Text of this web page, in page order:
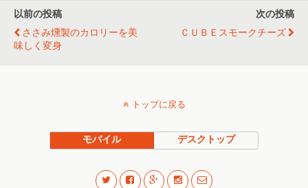
以前の投稿
ささみ燻製のカロリーを美
味しく変身
次の投稿
ＣＵＢＥスモークチーズ
トップに戻る
モバイル デスクトップ